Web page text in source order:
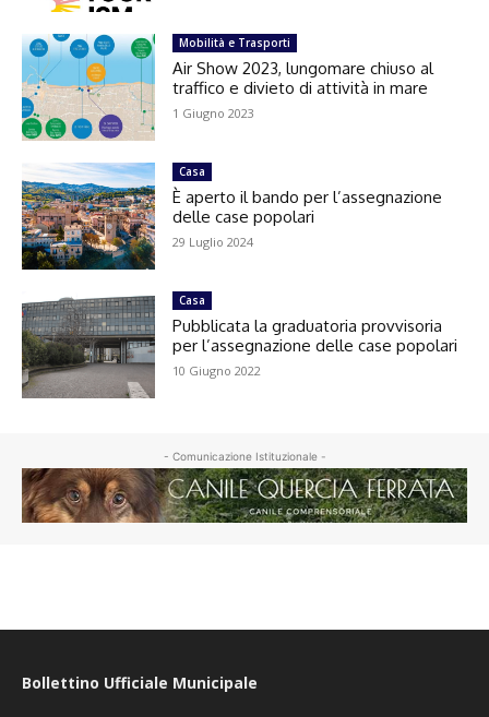
Mobilità e Trasporti
Air Show 2023, lungomare chiuso al
traffico e divieto di attività in mare
1 Giugno 2023
Casa
È aperto il bando per l’assegnazione
delle case popolari
29 Luglio 2024
Casa
Pubblicata la graduatoria provvisoria
per l’assegnazione delle case popolari
10 Giugno 2022
- Comunicazione Istituzionale -
Bollettino Ufficiale Municipale